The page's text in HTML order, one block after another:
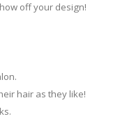
off your design!
hair as they like!